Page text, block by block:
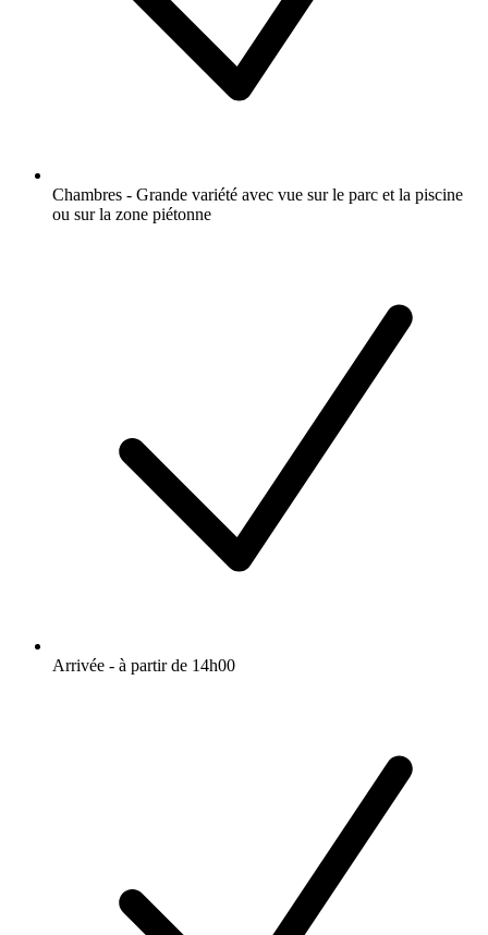
Chambres - Grande variété avec vue sur le parc et la piscine
ou sur la zone piétonne
Arrivée - à partir de 14h00